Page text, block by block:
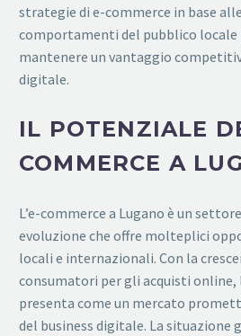
strategie di e-commerce in base
comportamenti del pubblico locale
mantenere un vantaggio
digitale.
IL POTENZIALE
COMMERCE A
L’e-commerce a Lugano è un
evoluzione che offre molteplici
locali e internazionali. Con la
consumatori per gli acquisti online,
presenta come un mercato
del business digitale. La situazione